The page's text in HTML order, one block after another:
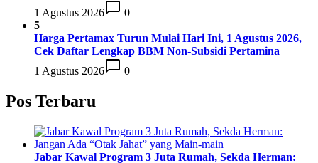
1 Agustus 2026
0
5
Harga Pertamax Turun Mulai Hari Ini, 1 Agustus 2026,
Cek Daftar Lengkap BBM Non-Subsidi Pertamina
1 Agustus 2026
0
Pos Terbaru
Jabar Kawal Program 3 Juta Rumah, Sekda Herman: